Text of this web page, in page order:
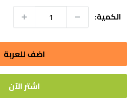
الكمية:
اضف للعربة
اشتر الآن